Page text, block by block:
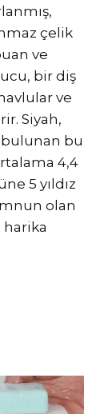
çelik
ve
bir diş
ve
Siyah,
bu
4,4
5 yıldız
olan
harika